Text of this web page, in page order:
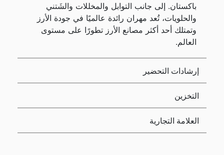
باكستان. إلى جانب التوابل والمخللات والشَتني
والحلويات، تُعد مهران رائدة عالميًا في جودة الأرز
وتمتلك أحد أكثر مصانع الأرز تطورًا على مستوى
العالم.
إرشادات التحضير
التخزين
العلامة التجارية